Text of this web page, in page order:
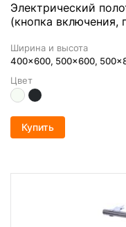
Электрический
(кнопка включения,
Ширина и высота
400x600, 500x600,
Цвет
Купить